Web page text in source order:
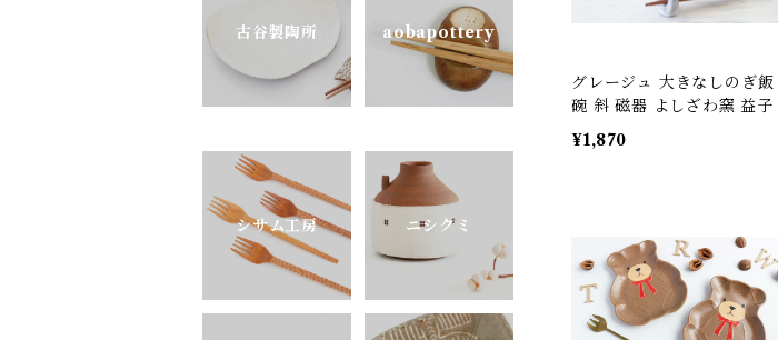
グレージュ 大きなしのぎ飯
碗 斜 磁器 よしざわ窯 益子
¥1,870
pony pottery
古谷製陶所 aobapottery
シサム工房 ニシクミ